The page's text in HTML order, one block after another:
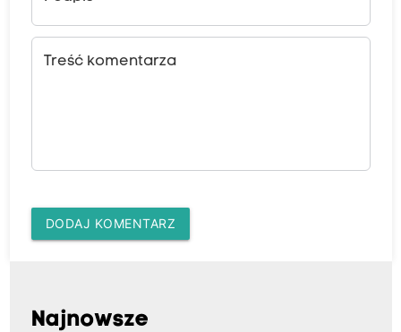
Treść komentarza
DODAJ KOMENTARZ
Najnowsze